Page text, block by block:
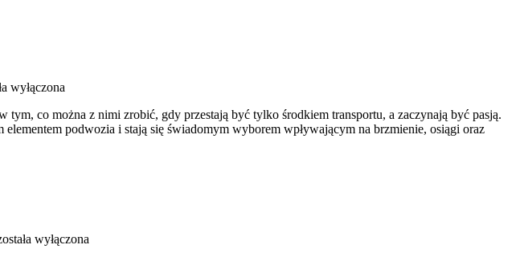
wyłączona
co można z nimi zrobić, gdy przestają być tylko środkiem transportu, a zaczynają być pasją.
podwozia i stają się świadomym wyborem wpływającym na brzmienie, osiągi oraz
wyłączona